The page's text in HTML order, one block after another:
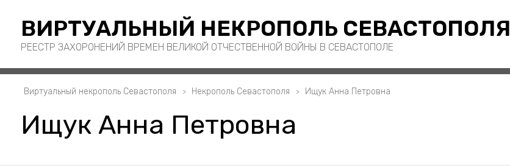
ВИРТУАЛЬНЫЙ НЕКРОПОЛЬ СЕВАСТОПОЛЯ
РЕЕСТР ЗАХОРОНЕНИЙ ВРЕМЕН ВЕЛИКОЙ ОТЧЕСТВЕННОЙ ВОЙНЫ В СЕВАСТОПОЛЕ
Виртуальный некрополь Севастополя Некрополь Севастополя Ищук Анна Петровна
Ищук Анна Петровна